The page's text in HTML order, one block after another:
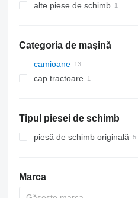
grile radiator
senzori de nivel
alte piese de schimb
Categoria de maşină
camioane
cap tractoare
Tipul piesei de schimb
piesă de schimb originală
Marca